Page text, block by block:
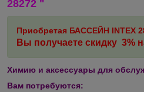
28272 "
Приобретая БАССЕЙН INTEX
Вы получаете скидку 3%
Химию и аксессуары для
Вам потребуются: